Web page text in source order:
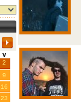
v
2
9
16
23